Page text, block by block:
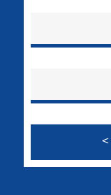
לכל מוצרי היצרן